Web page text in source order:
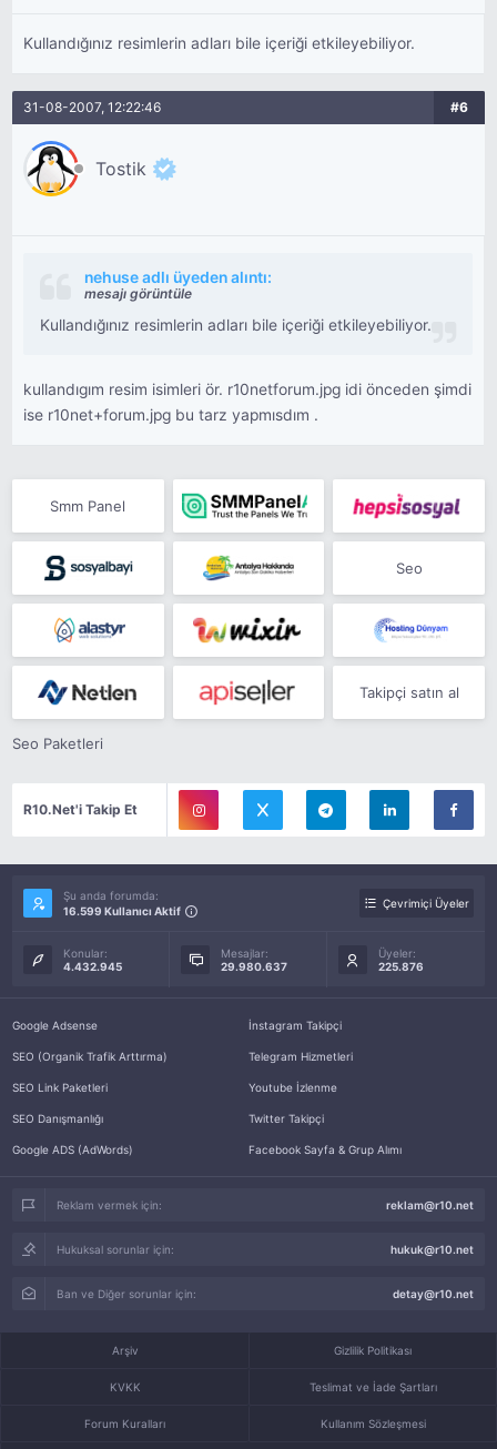
Kullandığınız resimlerin adları bile içeriği etkileyebiliyor.
31-08-2007, 12:22:46 #6
Tostik
nehuse adlı üyeden alıntı:
mesajı görüntüle
Kullandığınız resimlerin adları bile içeriği etkileyebiliyor.
kullandıgım resim isimleri ör. r10netforum.jpg idi önceden şimdi
ise r10net+forum.jpg bu tarz yapmısdım .
Smm Panel
Seo
Takipçi satın al
Seo Paketleri
R10.Net'i Takip Et
Şu anda forumda:
16.599 Kullanıcı Aktif
Çevrimiçi Üyeler
Konular:
4.432.945
Mesajlar:
29.980.637
Üyeler:
225.876
Google Adsense
SEO (Organik Trafik Arttırma)
SEO Link Paketleri
SEO Danışmanlığı
Google ADS (AdWords)
İnstagram Takipçi
Telegram Hizmetleri
Youtube İzlenme
Twitter Takipçi
Facebook Sayfa & Grup Alımı
Reklam vermek için: reklam@r10.net
Hukuksal sorunlar için: hukuk@r10.net
Ban ve Diğer sorunlar için: detay@r10.net
Arşiv Gizlilik Politikası
KVKK Teslimat ve İade Şartları
Forum Kuralları Kullanım Sözleşmesi